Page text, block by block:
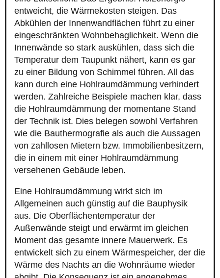
entweicht, die Wärmekosten steigen. Das
Abkühlen der Innenwandflächen führt zu einer
eingeschränkten Wohnbehaglichkeit. Wenn die
Innenwände so stark auskühlen, dass sich die
Temperatur dem Taupunkt nähert, kann es gar
zu einer Bildung von Schimmel führen. All das
kann durch eine Hohlraumdämmung verhindert
werden. Zahlreiche Beispiele machen klar, dass
die Hohlraumdämmung der momentane Stand
der Technik ist. Dies belegen sowohl Verfahren
wie die Bauthermografie als auch die Aussagen
von zahllosen Mietern bzw. Immobilienbesitzern,
die in einem mit einer Hohlraumdämmung
versehenen Gebäude leben.
Eine Hohlraumdämmung wirkt sich im
Allgemeinen auch günstig auf die Bauphysik
aus. Die Oberflächentemperatur der
Außenwände steigt und erwärmt im gleichen
Moment das gesamte innere Mauerwerk. Es
entwickelt sich zu einem Wärmespeicher, der die
Wärme des Nachts an die Wohnräume wieder